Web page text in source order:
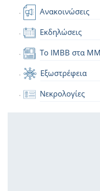
Ανακοινώσεις
Εκδηλώσεις
Το IMBB στα
Εξωστρέφεια
Νεκρολογίες